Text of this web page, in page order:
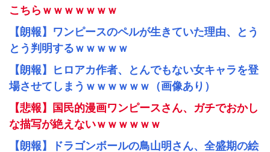
こちらｗｗｗｗｗｗｗ
【朗報】ワンピースのペルが生きていた理由、とう
とう判明するｗｗｗｗｗ
【朗報】ヒロアカ作者、とんでもない女キャラを登
場させてしまうｗｗｗｗｗｗ（画像あり）
【悲報】国民的漫画ワンピースさん、ガチでおかし
な描写が絶えないｗｗｗｗｗｗ
【朗報】ドラゴンボールの鳥山明さん、全盛期の絵